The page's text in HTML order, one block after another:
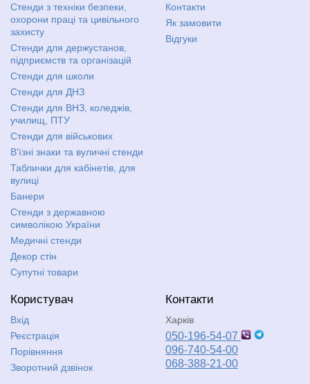
Стенди з техніки безпеки,
охорони праці та цивільного
захисту
Стенди для держустанов,
підприємств та організацій
Стенди для школи
Стенди для ДНЗ
Стенди для ВНЗ, коледжів,
училищ, ПТУ
Стенди для військових
В'їзні знаки та вуличні стенди
Таблички для кабінетів, для
вулиці
Банери
Стенди з державною
символікою України
Медичні стенди
Декор стін
Супутні товари
Контакти
Як замовити
Відгуки
Користувач
Вхід
Реєстрація
Порівняння
Зворотний дзвінок
Контакти
Харків
050-196-54-07
096-740-54-00
068-388-21-00